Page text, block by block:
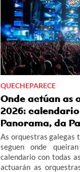
QUECHEPARECE
Onde actúan as
2026:
Panorama, da
As orquestras galegas
seguen onde
calendario con todas
actuarán as